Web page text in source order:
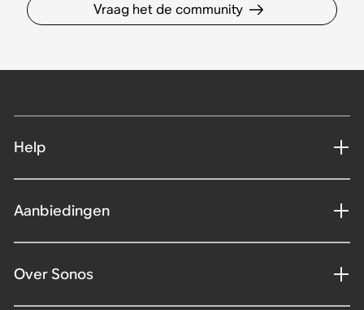
Vraag het de community
Help
Aanbiedingen
Over Sonos